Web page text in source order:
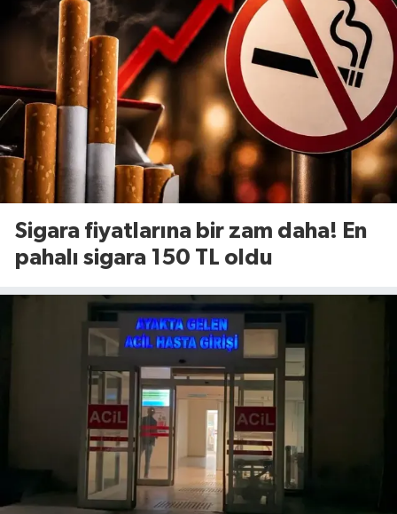
Sigara fiyatlarına bir zam daha! En
pahalı sigara 150 TL oldu